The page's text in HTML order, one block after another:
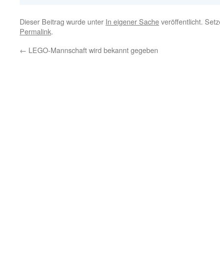
Dieser Beitrag wurde unter In eigener Sacheveröffentlicht.
Permalink.
← LEGO-Mannschaft wird bekannt gegeben